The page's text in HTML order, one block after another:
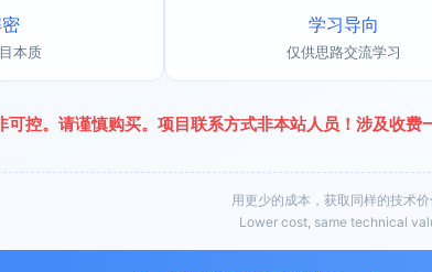
本质
学习导向
仅供思路交流学习
可控。请谨慎购买。项目联系方式非本站人员！涉及收费
用更少的成本，获取同样的技术价
Lower cost, same technical